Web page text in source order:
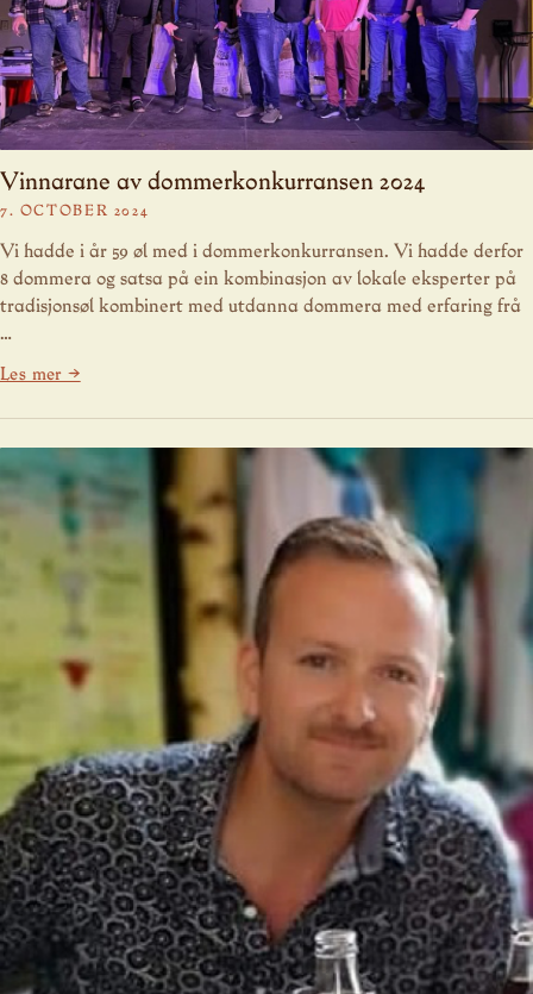
Vinnarane av dommerkonkurransen 2024
7. OCTOBER 2024
Vi hadde i år 59 øl med i dommerkonkurransen. Vi hadde derfor
8 dommera og satsa på ein kombinasjon av lokale eksperter på
tradisjonsøl kombinert med utdanna dommera med erfaring frå
…
Les mer →